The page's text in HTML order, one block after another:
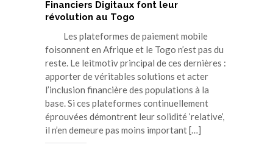
Financiers Digitaux font leur
révolution au Togo
Les plateformes de paiement mobile
foisonnent en Afrique et le Togo n’est pas du
reste. Le leitmotiv principal de ces dernières :
apporter de véritables solutions et acter
l’inclusion financière des populations à la
base. Si ces plateformes continuellement
éprouvées démontrent leur solidité ‘relative’,
il n’en demeure pas moins important […]